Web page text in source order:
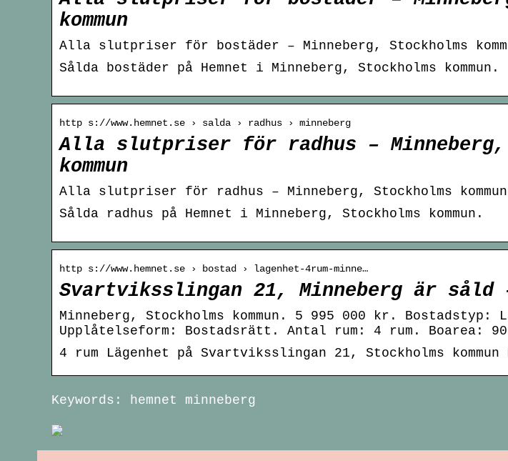
kommun
Alla slutpriser för bostäder – Minneberg, Stockholms
Sålda bostäder på Hemnet i Minneberg, Stockholms kommun.
http s://www.hemnet.se › salda › radhus › minneberg
Alla slutpriser för radhus – Minneberg,
kommun
Alla slutpriser för radhus – Minneberg, Stockholms kommun
Sålda radhus på Hemnet i Minneberg, Stockholms kommun.
http s://www.hemnet.se › bostad › lagenhet-4rum-minne…
Svartviksslingan 21, Minneberg är såld
Minneberg, Stockholms kommun. 5 995 000 kr. Bostadstyp:
Upplåtelseform: Bostadsrätt. Antal rum: 4 rum. Boarea:
4 rum Lägenhet på Svartviksslingan 21, Stockholms
Keywords: hemnet minneberg